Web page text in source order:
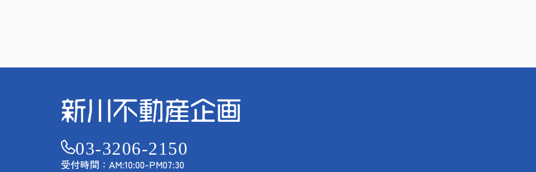
03-3206-2150
受付時間：AM:10:00-PM07:30